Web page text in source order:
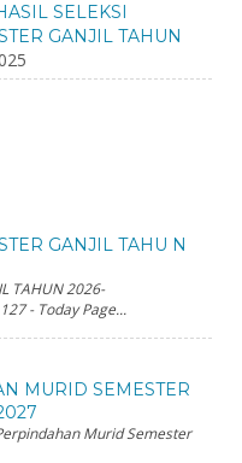
SELEKSI
GANJIL TAHUN
GANJIL TAHU N
TAHUN 2026-
- Today Page...
MURID SEMESTER
Murid Semester